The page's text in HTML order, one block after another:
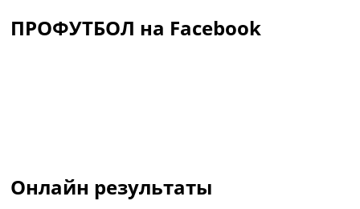
ПРОФУТБОЛ на Facebook
Онлайн результаты